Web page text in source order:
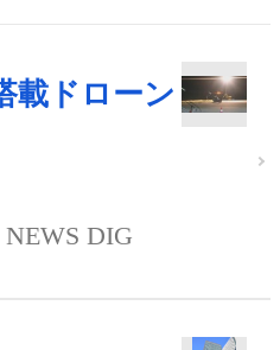
載ドローン
NEWS DIG